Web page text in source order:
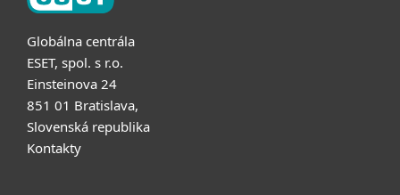
Globálna centrála
ESET, spol. s r.o.
Einsteinova 24
851 01 Bratislava,
Slovenská republika
Kontakty